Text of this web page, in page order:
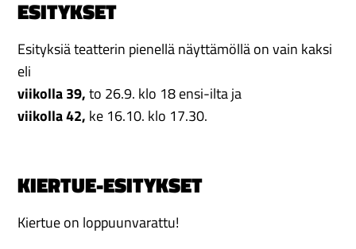
ESITYKSET
Esityksiä teatterin pienellä näyttämöllä on vain kaksi
eli
viikolla 39,to 26.9. klo 18 ensi-ilta ja
viikolla 42, ke 16.10. klo 17.30.
KIERTUE-ESITYKSET
Kiertue on loppuunvarattu!